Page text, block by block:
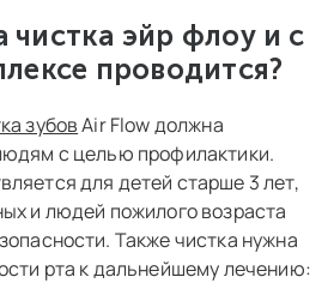
чистка эйр флоу и с
проводится?
зубовAir Flow должна
с целью профилактики.
для детей старше 3 лет,
и людей пожилого возраста
Также чистка нужна
рта к дальнейшему лечению: